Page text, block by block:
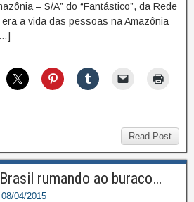
– S/A” do “Fantástico”, da Rede
a vida das pessoas na Amazônia
Read Post
rumando ao buraco…
08/04/2015